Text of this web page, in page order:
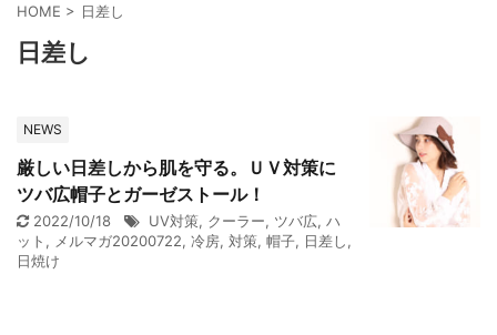
HOME > 日差し
日差し
NEWS
厳しい日差しから肌を守る。ＵＶ対策に
ツバ広帽子とガーゼストール！
2022/10/18 UV対策, クーラー, ツバ広, ハ
ット , メルマガ20200722, 冷房, 対策, 帽子, 日差し,
日焼け